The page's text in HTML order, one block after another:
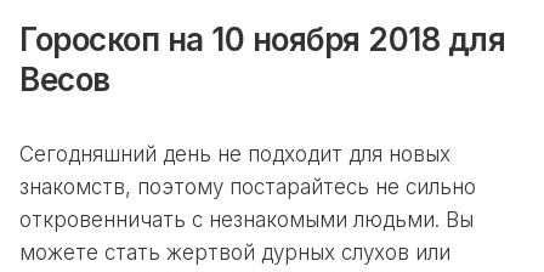
Гороскоп на 10 ноября 2018 для
Весов
Сегодняшний день не подходит для новых
знакомств, поэтому постарайтесь не сильно
откровенничать с незнакомыми людьми. Вы
можете стать жертвой дурных слухов или